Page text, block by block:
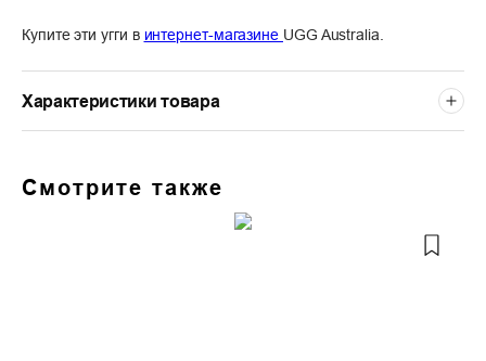
Купите эти угги в интернет-магазине UGG Australia.
Характеристики товара
Смотрите также